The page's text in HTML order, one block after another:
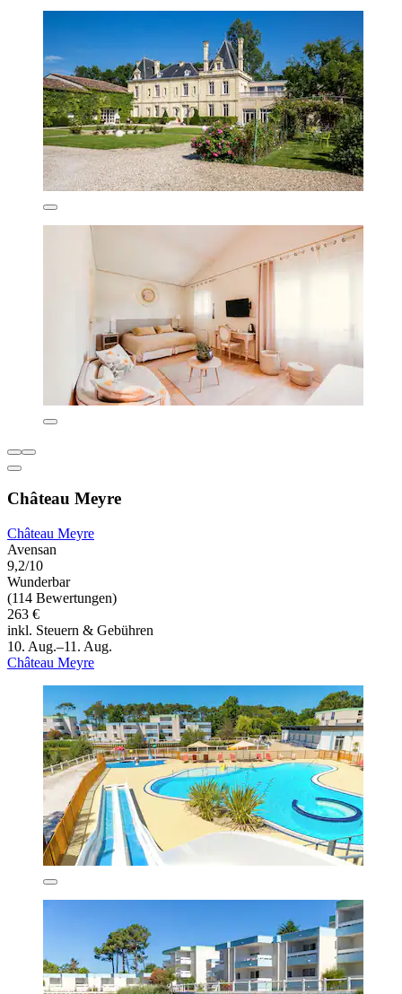
Château Meyre
Château Meyre
Avensan
9,2/10
Wunderbar
(114 Bewertungen)
263 €
inkl. Steuern & Gebühren
10. Aug.–11. Aug.
Château Meyre